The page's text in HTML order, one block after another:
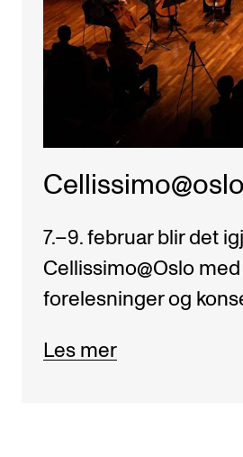
Cellissimo@oslo
7.–9. februar blir det
Cellissimo@Oslo
forelesninger og
Les mer